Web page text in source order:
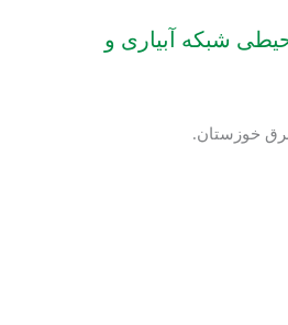
شبکه آبیاری و
خوزستان.